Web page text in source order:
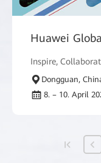
Huawei
Inspire,
Dongguan,
8. – 10. April